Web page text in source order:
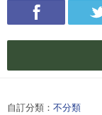
自訂分類： 不分類